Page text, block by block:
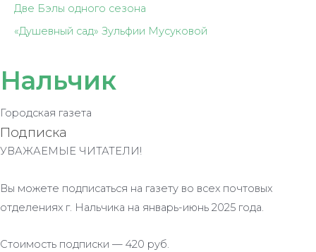
Две Бэлы одного сезона
«Душевный сад» Зульфии Мусуковой
Нальчик
Городская газета
Подписка
УВАЖАЕМЫЕ ЧИТАТЕЛИ!
Вы можете подписаться на газету во всех почтовых
отделениях г. Нальчика на январь-июнь 2025 года.
Стоимость подписки — 420 руб.